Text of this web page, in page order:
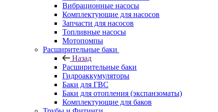
Вибрационные насосы
Комплектующие для насосов
Запчасти для насосов
Топливные насосы
Мотопомпы
Расширительные баки
Назад
Расширительные баки
Гидроаккумуляторы
Баки для ГВС
Баки для отопления (экспанзоматы)
Комплектующие для баков